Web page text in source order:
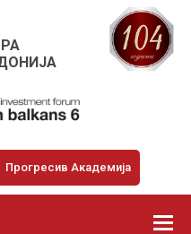
Прогресив Академија